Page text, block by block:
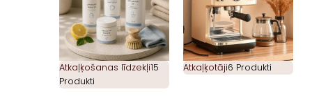
Atkaļķošanas līdzekļi15
Produkti
Atkaļķotāji6 Produkti